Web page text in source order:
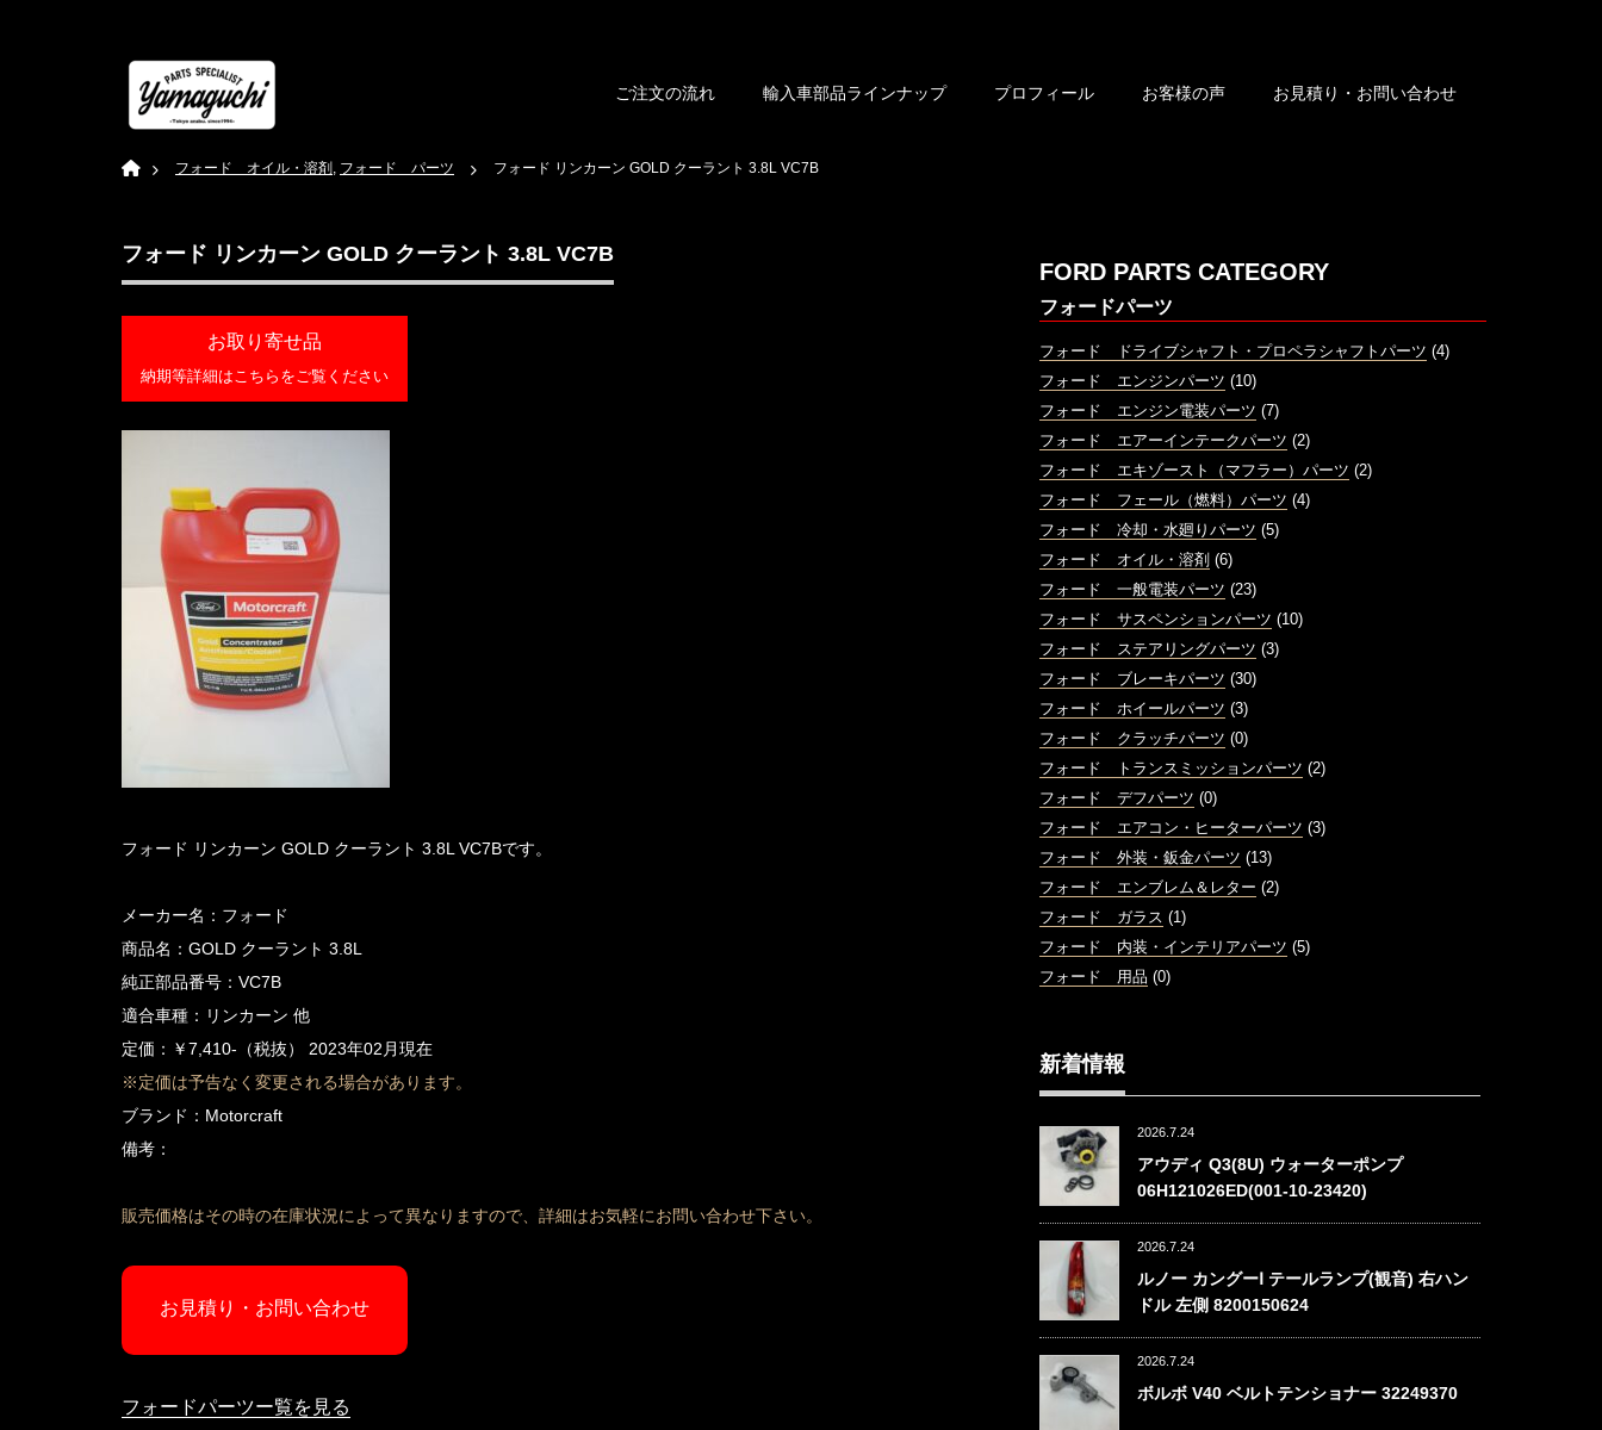
ご注文の流れ 輸入車部品ラインナップ プロフィール お客様の声 お見積り・お問い合わせ
Home フォード オイル・溶剤 , フォード パーツ フォード リンカーン GOLD クーラント 3.8L VC7B
フォード リンカーン GOLD クーラント 3.8L VC7B
お取り寄せ品
納期等詳細はこちらをご覧ください
フォード リンカーン GOLD クーラント 3.8L VC7Bです。
メーカー名：フォード
商品名：GOLD クーラント 3.8L
純正部品番号：VC7B
適合車種：リンカーン 他
定価：￥7,410-（税抜） 2023年02月現在
※定価は予告なく変更される場合があります。
ブランド：Motorcraft
備考：
販売価格はその時の在庫状況によって異なりますので、詳細はお気軽にお問い合わせ下さい。
お見積り・お問い合わせ
フォードパーツー覧を見る
FORD PARTS CATEGORY
フォードパーツ
フォード ドライブシャフト・プロペラシャフトパーツ (4)
フォード エンジンパーツ (10)
フォード エンジン電装パーツ (7)
フォード エアーインテークパーツ (2)
フォード エキゾースト（マフラー）パーツ (2)
フォード フェール（燃料）パーツ (4)
フォード 冷却・水廻りパーツ (5)
フォード オイル・溶剤 (6)
フォード 一般電装パーツ (23)
フォード サスペンションパーツ (10)
フォード ステアリングパーツ (3)
フォード ブレーキパーツ (30)
フォード ホイールパーツ (3)
フォード クラッチパーツ (0)
フォード トランスミッションパーツ (2)
フォード デフパーツ (0)
フォード エアコン・ヒーターパーツ (3)
フォード 外装・鈑金パーツ (13)
フォード エンブレム＆レター (2)
フォード ガラス (1)
フォード 内装・インテリアパーツ (5)
フォード 用品 (0)
新着情報
2026.7.24
アウディ Q3(8U) ウォーターポンプ
06H121026ED(001-10-23420)
2026.7.24
ルノー カングーⅠ テールランプ(観音) 右ハン
ドル 左側 8200150624
2026.7.24
ボルボ V40 ベルトテンショナー 32249370